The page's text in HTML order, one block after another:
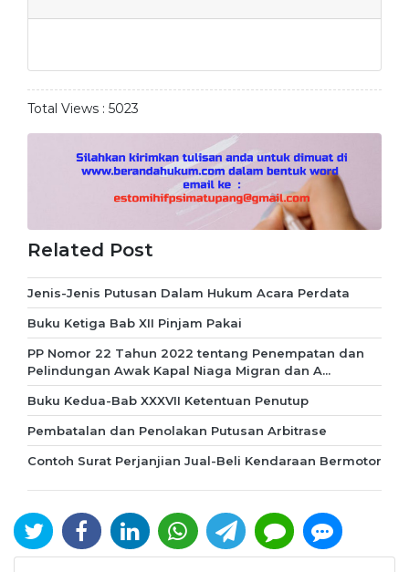
Total Views : 5023
Related Post
Jenis-Jenis Putusan Dalam Hukum Acara Perdata
Buku Ketiga Bab XII Pinjam Pakai
PP Nomor 22 Tahun 2022 tentang Penempatan dan
Pelindungan Awak Kapal Niaga Migran dan A...
Buku Kedua-Bab XXXVII Ketentuan Penutup
Pembatalan dan Penolakan Putusan Arbitrase
Contoh Surat Perjanjian Jual-Beli Kendaraan Bermotor